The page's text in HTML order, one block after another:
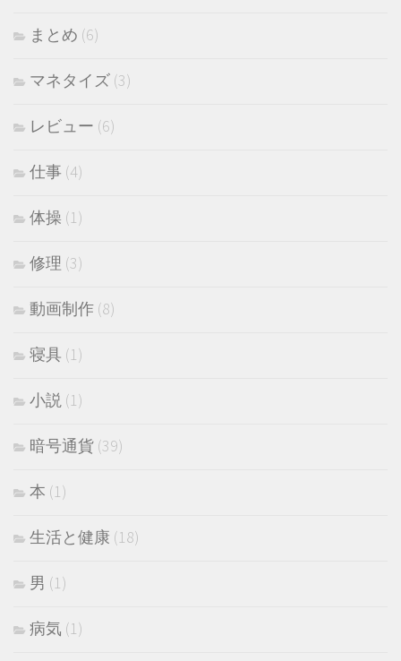
まとめ (6)
マネタイズ (3)
レビュー (6)
仕事 (4)
体操 (1)
修理 (3)
動画制作 (8)
寝具 (1)
小説 (1)
暗号通貨 (39)
本 (1)
生活と健康 (18)
男 (1)
病気 (1)